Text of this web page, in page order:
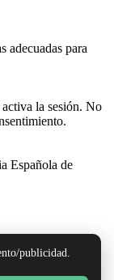
adecuadas para
la sesión. No
Española de
publicidad.